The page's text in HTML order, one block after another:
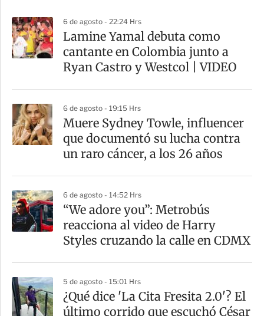
a
r
t
6 de agosto - 22:24 Hrs
Lamine Yamal debuta como
cantante en Colombia junto a
Ryan Castro y Westcol | VIDEO
6 de agosto - 19:15 Hrs
Muere Sydney Towle, influencer
que documentó su lucha contra
un raro cáncer, a los 26 años
6 de agosto - 14:52 Hrs
“We adore you”: Metrobús
reacciona al video de Harry
Styles cruzando la calle en CDMX
5 de agosto - 15:01 Hrs
¿Qué dice 'La Cita Fresita 2.0'? El
último corrido que escuchó César